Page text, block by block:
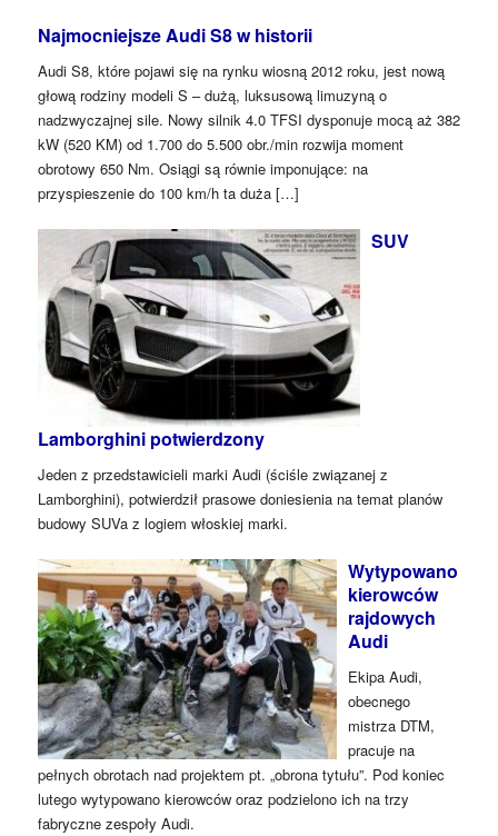
Najmocniejsze Audi S8 w historii
Audi S8, które pojawi się na rynku wiosną 2012 roku, jest nową
głową rodziny modeli S – dużą, luksusową limuzyną o
nadzwyczajnej sile. Nowy silnik 4.0 TFSI dysponuje mocą aż 382
kW (520 KM) od 1.700 do 5.500 obr./min rozwija moment
obrotowy 650 Nm. Osiągi są równie imponujące: na
przyspieszenie do 100 km/h ta duża […]
SUV
Lamborghini potwierdzony
Jeden z przedstawicieli marki Audi (ściśle związanej z
Lamborghini), potwierdził prasowe doniesienia na temat planów
budowy SUVa z logiem włoskiej marki.
Wytypowano
kierowców
rajdowych
Audi
Ekipa Audi,
obecnego
mistrza DTM,
pracuje na
pełnych obrotach nad projektem pt. „obrona tytułu”. Pod koniec
lutego wytypowano kierowców oraz podzielono ich na trzy
fabryczne zespoły Audi.